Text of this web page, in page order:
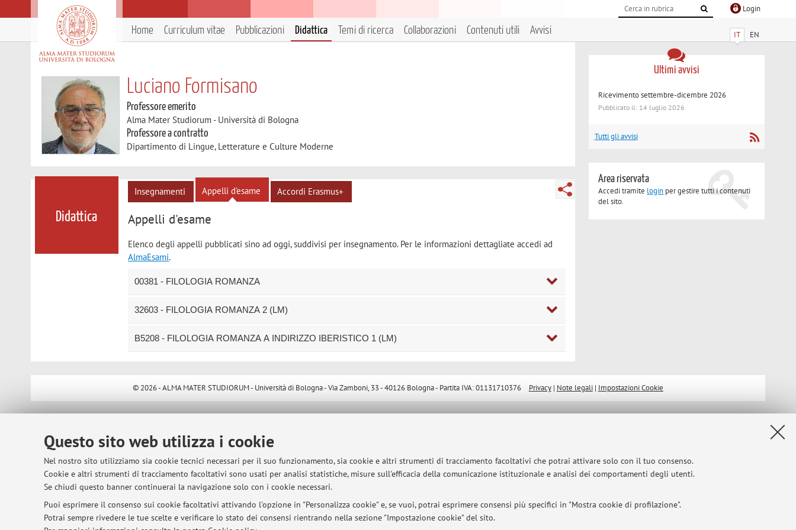
Questo sito web utilizza i cookie
Nel nostro sito utilizziamo sia cookie tecnici necessari per il suo funzionamento, sia cookie e altri strumenti di tracciamento facoltativi che potrai attivare solo con il tuo consenso.
Cookie e altri strumenti di tracciamento facoltativi sono usati per analisi statistiche, misure sull'efficacia della comunicazione istituzionale e analisi dei comportamenti degli utenti.
Se chiudi questo banner continuerai la navigazione solo con i cookie necessari.
Puoi esprimere il consenso sui cookie facoltativi attivando l'opzione in "Personalizza cookie" e, se vuoi, potrai esprimere consensi più specifici in "Mostra cookie di profilazione".
Potrai sempre rivedere le tue scelte e verificare lo stato dei consensi rientrando nella sezione "Impostazione cookie" del sito.
Login
IT EN
Home Curriculum vitae Pubblicazioni Didattica Temi di ricerca Collaborazioni Contenuti utili Avvisi
Luciano Formisano
Professore emerito
Alma Mater Studiorum - Università di Bologna
Professore a contratto
Dipartimento di Lingue, Letterature e Culture Moderne
Didattica
Insegnamenti Appelli d'esame Accordi Erasmus+
Appelli d'esame
Elenco degli appelli pubblicati sino ad oggi, suddivisi per insegnamento. Per le informazioni dettagliate accedi ad
AlmaEsami.
00381 - FILOLOGIA ROMANZA
32603 - FILOLOGIA ROMANZA 2 (LM)
B5208 - FILOLOGIA ROMANZA A INDIRIZZO IBERISTICO 1 (LM)
Ultimi avvisi
Ricevimento settembre-dicembre 2026
Pubblicato il: 14 luglio 2026
Tutti gli avvisi
Area riservata
Accedi tramite login per gestire tutti i contenuti
del sito.
© 2026 - ALMA MATER STUDIORUM - Università di Bologna - Via Zamboni, 33 - 40126 Bologna - Partita IVA: 01131710376 Privacy| Note legali| Impostazioni Cookie